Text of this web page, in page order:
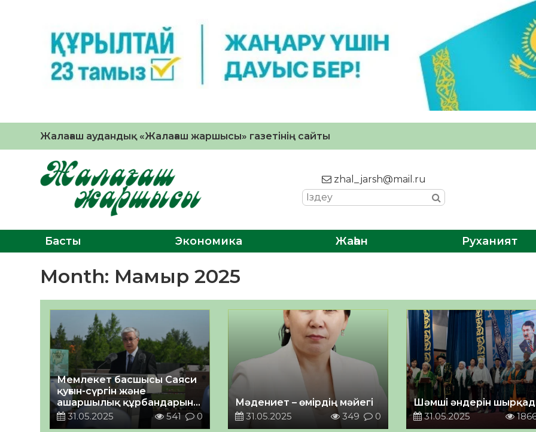
Жалағаш аудандық «Жалағаш жаршысы» газетінің сайты
zhal_jarsh@mail.ru
Басты Экономика Жаһан Руханият
Month: Мамыр 2025
Мемлекет басшысы Саяси
қуғын-сүргін және
ашаршылық құрбандарын
еске алуға арналған іс-
шарада сөйлеген сөзі
31.05.2025 541 0
Мәдениет – өмірдің мәйегі
31.05.2025
349 0
Шәмші әндерін
31.05.2025